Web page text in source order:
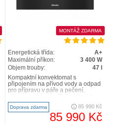
MONTÁŽ ZDARMA
Energetická třída:
A+
Maximální příkon:
3 400 W
Objem trouby:
47 l
Kompaktní konvektomat s
připojením na přívod vody a odpad
pro přípravu v páře a pečení,
Velký textový displej s..
Doprava zdarma 85 990 Kč
85 990 Kč